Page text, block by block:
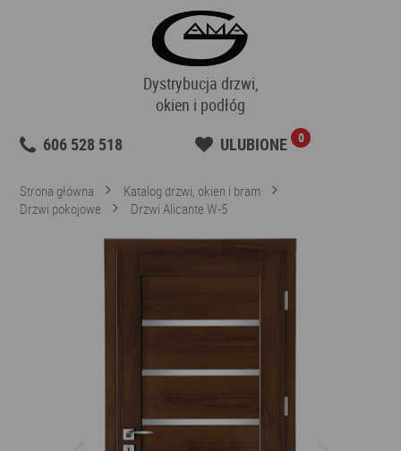
Dystrybucja drzwi,
okien i podłóg
606 528 518
ULUBIONE 0
Strona główna
Katalog drzwi, okien i bram
Drzwi pokojowe
Drzwi Alicante W-5